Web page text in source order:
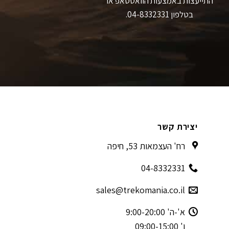
בטלפון 04-8332331.
יצירת קשר
רח' העצמאות 53, חיפה
04-8332331
sales@trekomania.co.il
א'-ה' 9:00-20:00
ו' 09:00-15:00